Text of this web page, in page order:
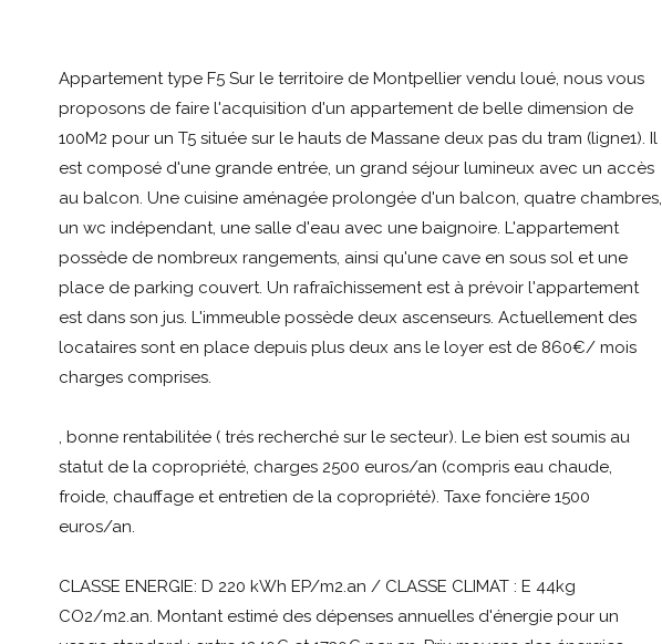
Appartement type F5 Sur le territoire de Montpellier vendu loué, nous vous
proposons de faire l'acquisition d'un appartement de belle dimension de
100M2 pour un T5 située sur le hauts de Massane deux pas du tram (ligne1). Il
est composé d'une grande entrée, un grand séjour lumineux avec un accès
au balcon. Une cuisine aménagée prolongée d'un balcon, quatre chambres,
un wc indépendant, une salle d'eau avec une baignoire. L'appartement
possède de nombreux rangements, ainsi qu'une cave en sous sol et une
place de parking couvert. Un rafraîchissement est à prévoir l'appartement
est dans son jus. L'immeuble possède deux ascenseurs. Actuellement des
locataires sont en place depuis plus deux ans le loyer est de 860€/ mois
charges comprises.
, bonne rentabilitée ( trés recherché sur le secteur). Le bien est soumis au
statut de la copropriété, charges 2500 euros/an (compris eau chaude,
froide, chauffage et entretien de la copropriété). Taxe foncière 1500
euros/an.
CLASSE ENERGIE: D 220 kWh EP/m2.an / CLASSE CLIMAT : E 44kg
CO2/m2.an. Montant estimé des dépenses annuelles d'énergie pour un